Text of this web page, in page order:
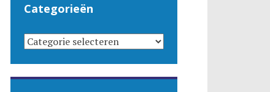
Categorieën
CATEGORIEËN